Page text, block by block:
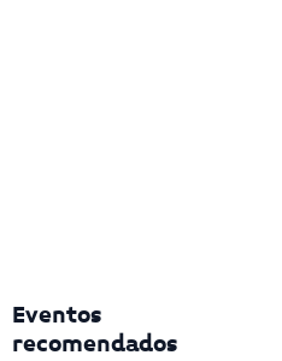
Eventos
recomendados